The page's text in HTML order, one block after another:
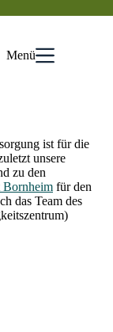
Menü
ist für die
unsere
zu den
Bornheim für den
das Team des